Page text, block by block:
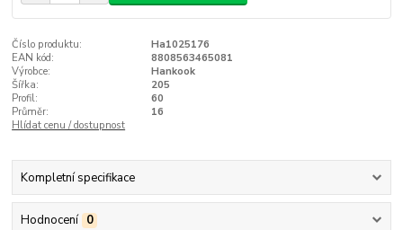
Číslo produktu:
Ha1025176
EAN kód:
8808563465081
Výrobce:
Hankook
Šířka:
205
Profil:
60
Průměr:
16
Hlídat cenu / dostupnost
Kompletní specifikace
Hodnocení 0